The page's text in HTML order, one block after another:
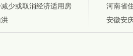
少或取消经济适用房
河南省
隐患
安徽安